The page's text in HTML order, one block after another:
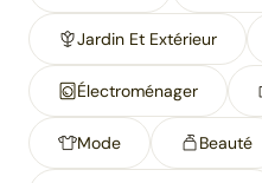
Jardin Et Extérieur
Électroménager
Mode Beauté